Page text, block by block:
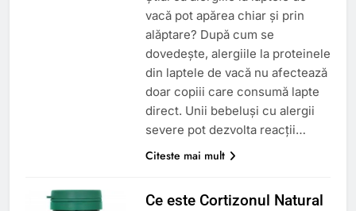
vacă pot apărea chiar și prin
alăptare? După cum se
dovedește, alergiile la proteinele
din laptele de vacă nu afectează
doar copiii care consumă lapte
direct. Unii bebeluși cu alergii
severe pot dezvolta reacții…
Citeste mai mult
Ce este Cortizonul Natural